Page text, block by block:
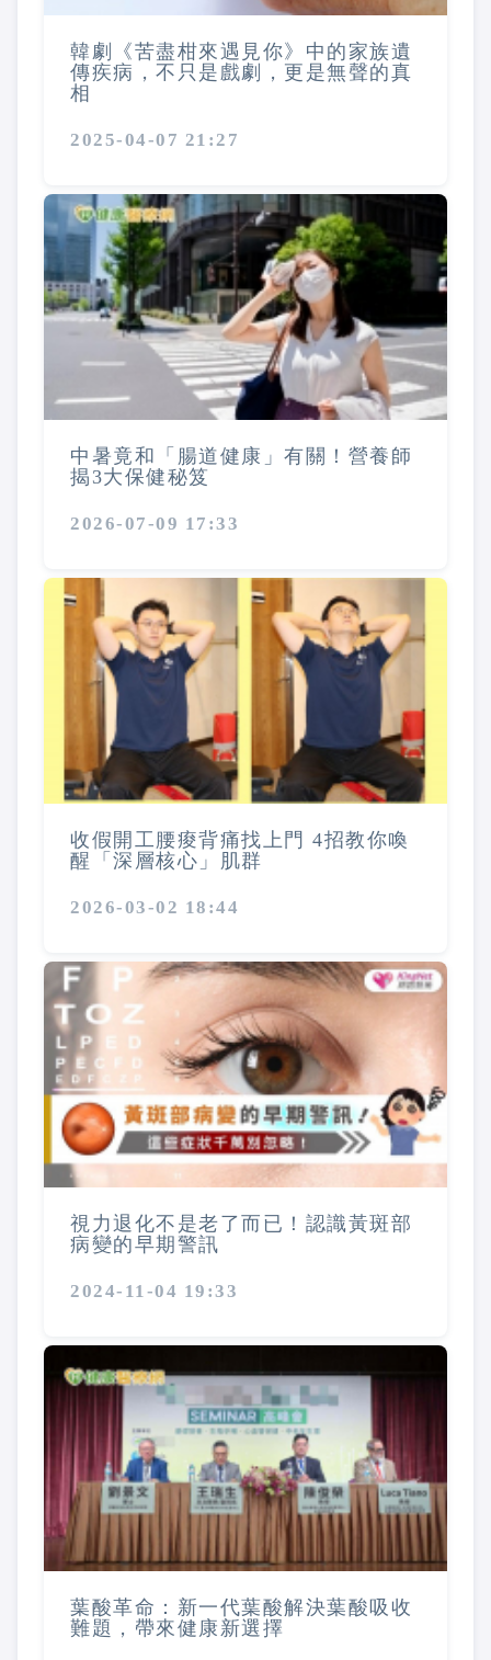
韓劇《苦盡柑來遇見你》中的家族遺
傳疾病，不只是戲劇，更是無聲的真
相
2025-04-07 21:27
中暑竟和「腸道健康」有關！營養師
揭3大保健秘笈
2026-07-09 17:33
收假開工腰痠背痛找上門 4招教你喚
醒「深層核心」肌群
2026-03-02 18:44
視力退化不是老了而已！認識黃斑部
病變的早期警訊
2024-11-04 19:33
葉酸革命：新一代葉酸解決葉酸吸收
難題，帶來健康新選擇